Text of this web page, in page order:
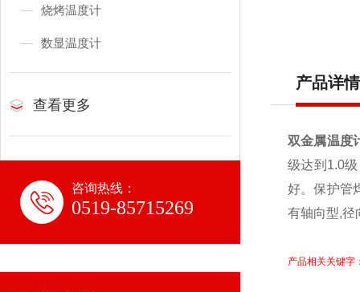
烧烤温度计
数显温度计
查看更多
咨询热线：
0519-85715269
产品详情
双金属温度
级达到1.0
好。保护管
有轴向型,径
产品相关关键字